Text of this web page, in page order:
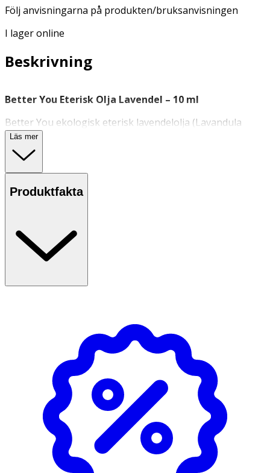
Följ anvisningarna på produkten/bruksanvisningen
I lager online
Beskrivning
Better You Eterisk Olja Lavendel – 10 ml
Better You ekologisk eterisk lavendelolja (Lavandula
angustifolia) med en naturligt örtig och blommig doft.
Utvunnen genom destillering av blommor från
lavendelväxten. Passar för användning i aromalampor,
doftspridare eller som ingrediens i hemgjorda produkter.
Egenskaper
- Utvunnen ur blommor från Lavandula angustifolia
- Kan användas i aromaterapi och doftspridare
- Används utspädd i aromalampa, doftspridare eller som
doftkomponent i hemgjorda produkter.
- Tänk då på att följa anvisningarna i bruksanvisningen.
- Dosera aldrig mer än åtta droppar i närheten av djur.
- Endast för utvärtes bruk.
- Undvik kontakt med hud och ögon.
Läs mer
Produktfakta